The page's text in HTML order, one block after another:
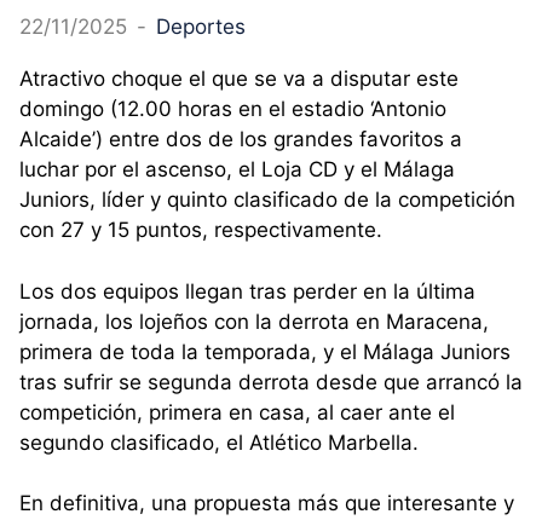
22/11/2025 - Deportes
Atractivo choque el que se va a disputar este
domingo (12.00 horas en el estadio ‘Antonio
Alcaide’) entre dos de los grandes favoritos a
luchar por el ascenso, el Loja CD y el Málaga
Juniors, líder y quinto clasificado de la competición
con 27 y 15 puntos, respectivamente.
Los dos equipos llegan tras perder en la última
jornada, los lojeños con la derrota en Maracena,
primera de toda la temporada, y el Málaga Juniors
tras sufrir se segunda derrota desde que arrancó la
competición, primera en casa, al caer ante el
segundo clasificado, el Atlético Marbella.
En definitiva, una propuesta más que interesante y